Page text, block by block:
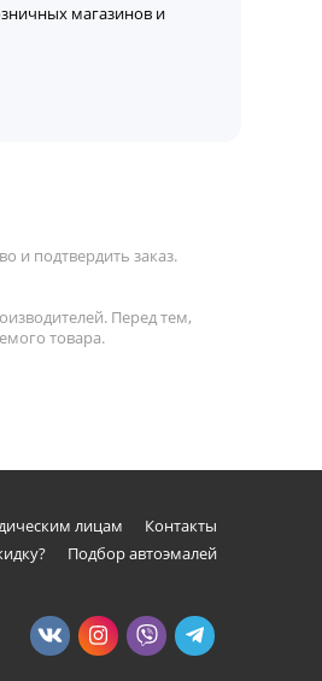
магазинов и
и подтвердить заказ.
Перед тем,
товара.
лицам
Контакты
Подбор автоэмалей